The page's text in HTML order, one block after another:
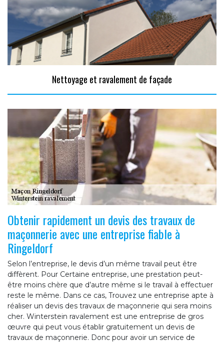
Nettoyage et ravalement de façade
Obtenir rapidement un devis des travaux de
maçonnerie avec une entreprise fiable à
Ringeldorf
Selon l’entreprise, le devis d’un même travail peut être
diffèrent. Pour Certaine entreprise, une prestation peut-
être moins chère que d’autre même si le travail à effectuer
reste le même. Dans ce cas, Trouvez une entreprise apte à
réaliser un devis des travaux de maçonnerie qui sera moins
cher. Winterstein ravalement est une entreprise de gros
œuvre qui peut vous établir gratuitement un devis de
travaux de maçonnerie. Donc pour avoir un service de